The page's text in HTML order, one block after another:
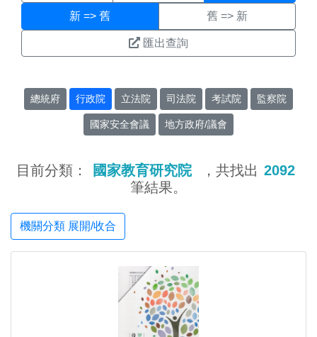
新 => 舊 舊 => 新
匯出查詢
總統府 行政院 立法院 司法院 考試院 監察院
國家安全會議 地方政府/議會
目前分類： 國家教育研究院 ，共找出 2092
筆結果。
機關分類 展開/收合